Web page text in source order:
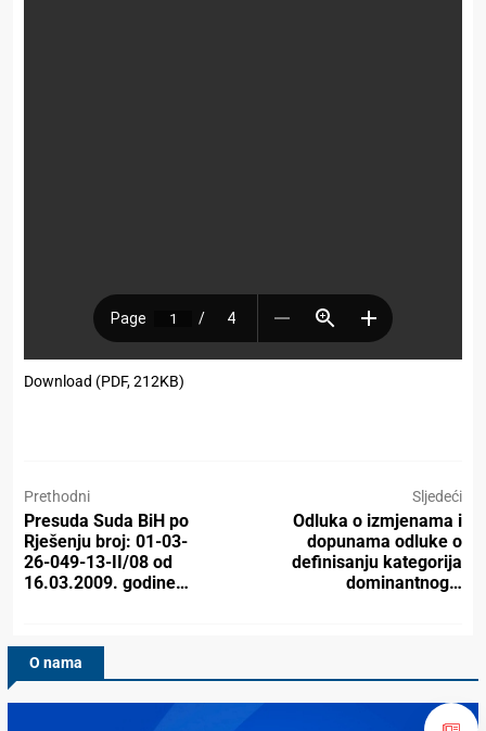
Download (PDF, 212KB)
Prethodni
Presuda Suda BiH po
Rješenju broj: 01-03-
26-049-13-II/08 od
16.03.2009. godine…
Sljedeći
Odluka o izmjenama i
dopunama odluke o
definisanju kategorija
dominantnog…
O nama